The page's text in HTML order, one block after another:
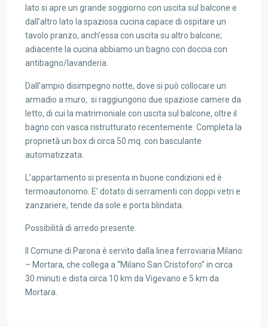
lato si apre un grande soggiorno con uscita sul balcone e
dall’altro lato la spaziosa cucina capace di ospitare un
tavolo pranzo, anch’essa con uscita su altro balcone;
adiacente la cucina abbiamo un bagno con doccia con
antibagno/lavanderia.
Dall’ampio disimpegno notte, dove si può collocare un
armadio a muro, si raggiungono due spaziose camere da
letto, di cui la matrimoniale con uscita sul balcone, oltre il
bagno con vasca ristrutturato recentemente. Completa la
proprietà un box di circa 50 mq. con basculante
automatizzata.
L’appartamento si presenta in buone condizioni ed è
termoautonomo. E’ dotato di serramenti con doppi vetri e
zanzariere, tende da sole e porta blindata.
Possibilità di arredo presente.
Il Comune di Parona è servito dalla linea ferroviaria Milano
– Mortara, che collega a “Milano San Cristoforo” in circa
30 minuti e dista circa 10 km da Vigevano e 5 km da
Mortara.